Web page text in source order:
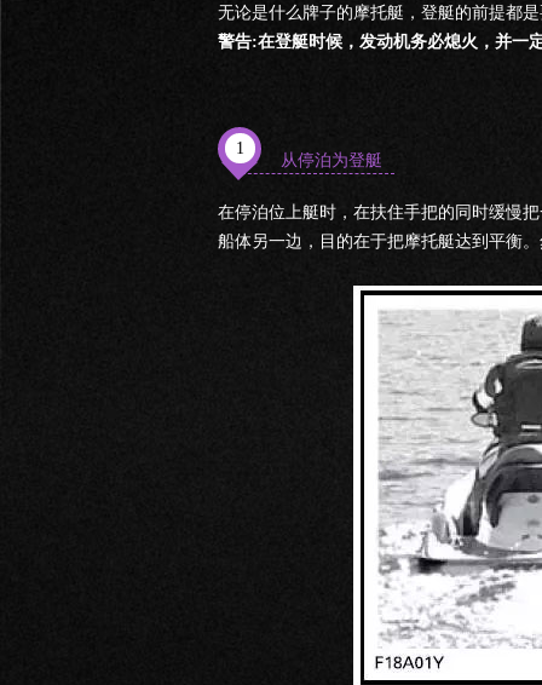
无论是什么牌子的摩托艇，登艇的前提都
警告:在登艇时候，发动机务必熄火，并一
1
从停泊为登艇
在停泊位上艇时，在扶住手把的同时缓慢
船体另一边，目的在于把摩托艇达到平衡